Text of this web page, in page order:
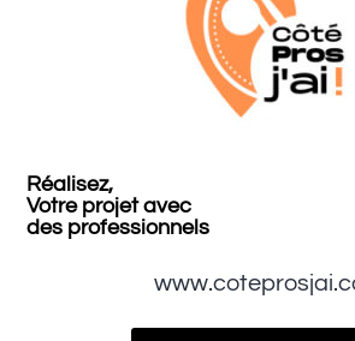
Réalisez,
Votre projet avec
des professionnels